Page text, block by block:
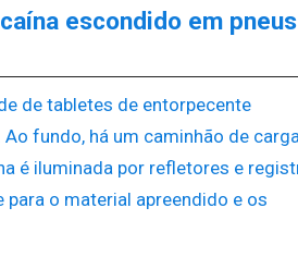
escondido em pneus